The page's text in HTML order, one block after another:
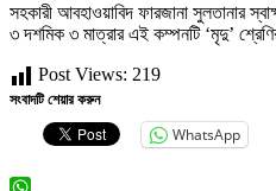
সহকারী আবহাওয়াবিদ ফারজানা সুলতানার
৩ দশমিক ৩ মাত্রার এই কম্পনটি ‘মৃদু’
Post Views: 219
সংবাদটি শেয়ার করুন
WhatsApp